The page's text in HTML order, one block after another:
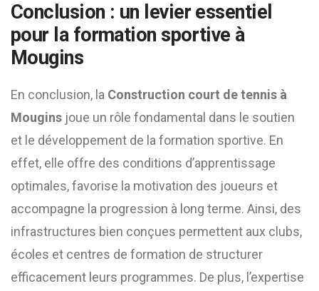
Conclusion : un levier essentiel
pour la formation sportive à
Mougins
En conclusion, la Construction court de tennis à
Mougins joue un rôle fondamental dans le soutien
et le développement de la formation sportive. En
effet, elle offre des conditions d’apprentissage
optimales, favorise la motivation des joueurs et
accompagne la progression à long terme. Ainsi, des
infrastructures bien conçues permettent aux clubs,
écoles et centres de formation de structurer
efficacement leurs programmes. De plus, l’expertise